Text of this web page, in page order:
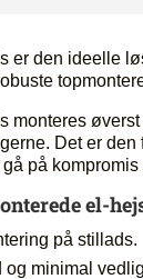
er den ideelle
monteres
Det er
på
el-
på stillads.
og minimal